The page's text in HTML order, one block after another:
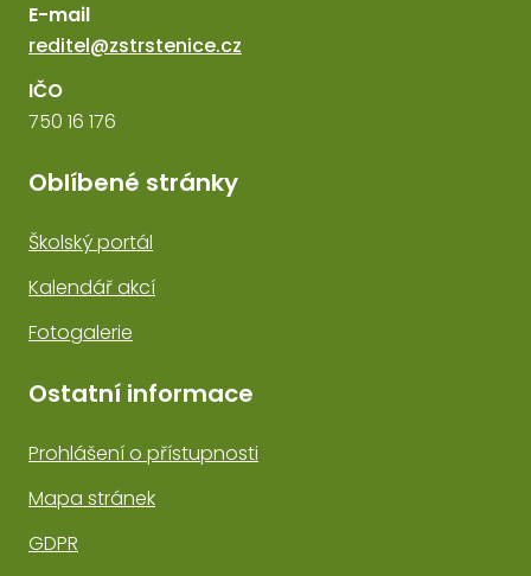
E-mail
reditel@zstrstenice.cz
IČO
750 16 176
Oblíbené stránky
Školský portál
Kalendář akcí
Fotogalerie
Ostatní informace
Prohlášení o přístupnosti
Mapa stránek
GDPR